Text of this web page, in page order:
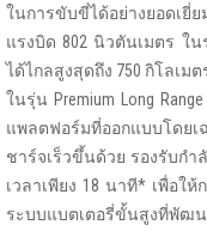
ในการขับขี่ได้อย่างยอดเ
แรงบิด 802 นิวตันเมตร ใน
ได้ไกลสูงสุดถึง 750 กิโลเม
ในรุ่น Premium Long
แพลตฟอร์มที่ออกแบบโดยเฉ
ชาร์จเร็วขึ้นด้วย รองรับกำลั
เวลาเพียง 18 นาที* เพื่อใ
ระบบแบตเตอรี่ขั้นสูงที่พัฒ